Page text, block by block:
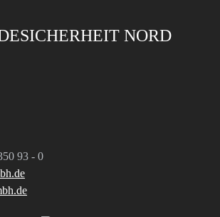
NORD
93 - 0